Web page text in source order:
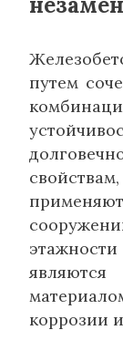
путем
коррозии